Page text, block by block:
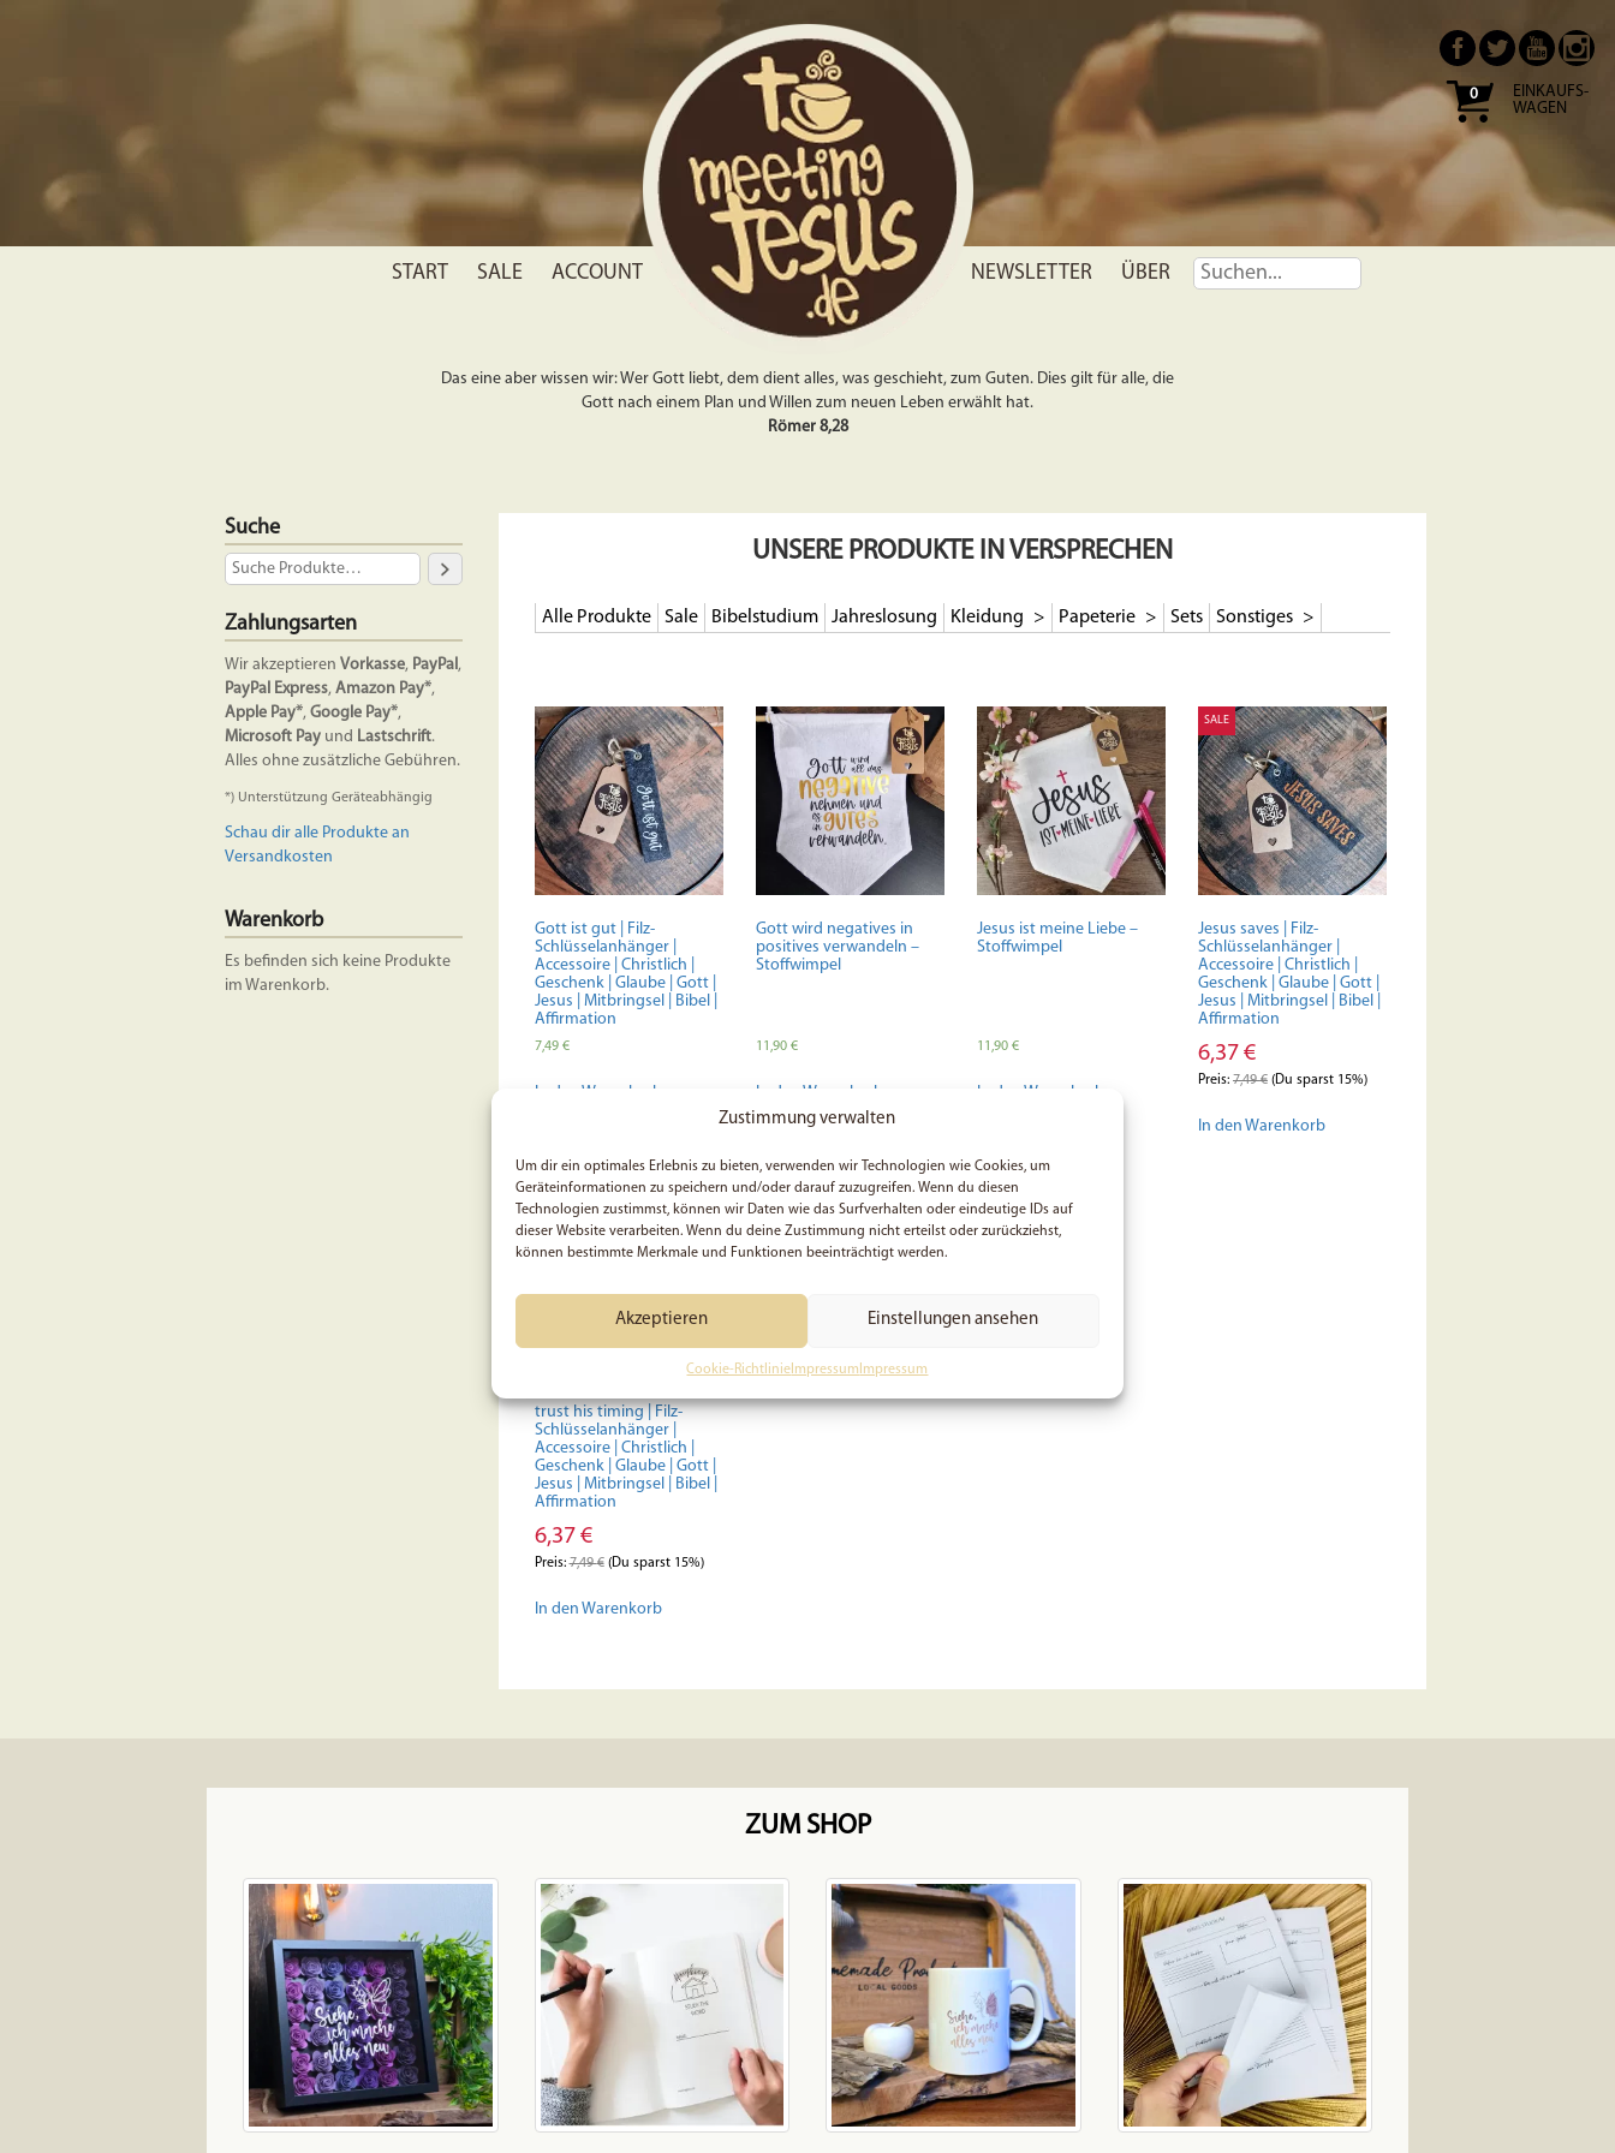
Zustimmung verwalten
Um dir ein optimales Erlebnis zu bieten, verwenden wir Technologien wie Cookies, um
Geräteinformationen zu speichern und/oder darauf zuzugreifen. Wenn du diesen
Technologien zustimmst, können wir Daten wie das Surfverhalten oder eindeutige IDs auf
dieser Website verarbeiten. Wenn du deine Zustimmung nicht erteilst oder zurückziehst,
können bestimmte Merkmale und Funktionen beeinträchtigt werden.
Akzeptieren Einstellungen ansehen
Cookie-Richtlinie Impressum Impressum
0
EINKAUFS-
WAGEN
START SALE ACCOUNT NEWSLETTER ÜBER
Das eine aber wissen wir: Wer Gott liebt, dem dient alles, was geschieht, zum Guten. Dies gilt für alle, die
Gott nach einem Plan und Willen zum neuen Leben erwählt hat.
Römer 8,28
Suche
Zahlungsarten
Wir akzeptieren Vorkasse, PayPal,
PayPal Express, Amazon Pay*,
Apple Pay*, Google Pay*,
Microsoft Pay und Lastschrift.
Alles ohne zusätzliche Gebühren.
*) Unterstützung Geräteabhängig
Schau dir alle Produkte an
Versandkosten
Warenkorb
Es befinden sich keine Produkte
im Warenkorb.
UNSERE PRODUKTE IN VERSPRECHEN
Alle Produkte Sale Bibelstudium Jahreslosung Kleidung Papeterie Sets Sonstiges
Gott ist gut | Filz-
Schlüsselanhänger |
Accessoire | Christlich |
Geschenk | Glaube | Gott |
Jesus | Mitbringsel | Bibel |
Affirmation
7,49 €
In den Warenkorb
Gott wird negatives in
positives verwandeln –
Stoffwimpel
11,90 €
In den Warenkorb
Jesus ist meine Liebe –
Stoffwimpel
11,90 €
In den Warenkorb
SALE
Jesus saves | Filz-
Schlüsselanhänger |
Accessoire | Christlich |
Geschenk | Glaube | Gott |
Jesus | Mitbringsel | Bibel |
Affirmation
6,37 €
Preis: 7,49€(Du sparst 15%)
In den Warenkorb
SALE
trust his timing | Filz-
Schlüsselanhänger |
Accessoire | Christlich |
Geschenk | Glaube | Gott |
Jesus | Mitbringsel | Bibel |
Affirmation
6,37 €
Preis:7,49€(Du sparst 15%)
In den Warenkorb
ZUM SHOP